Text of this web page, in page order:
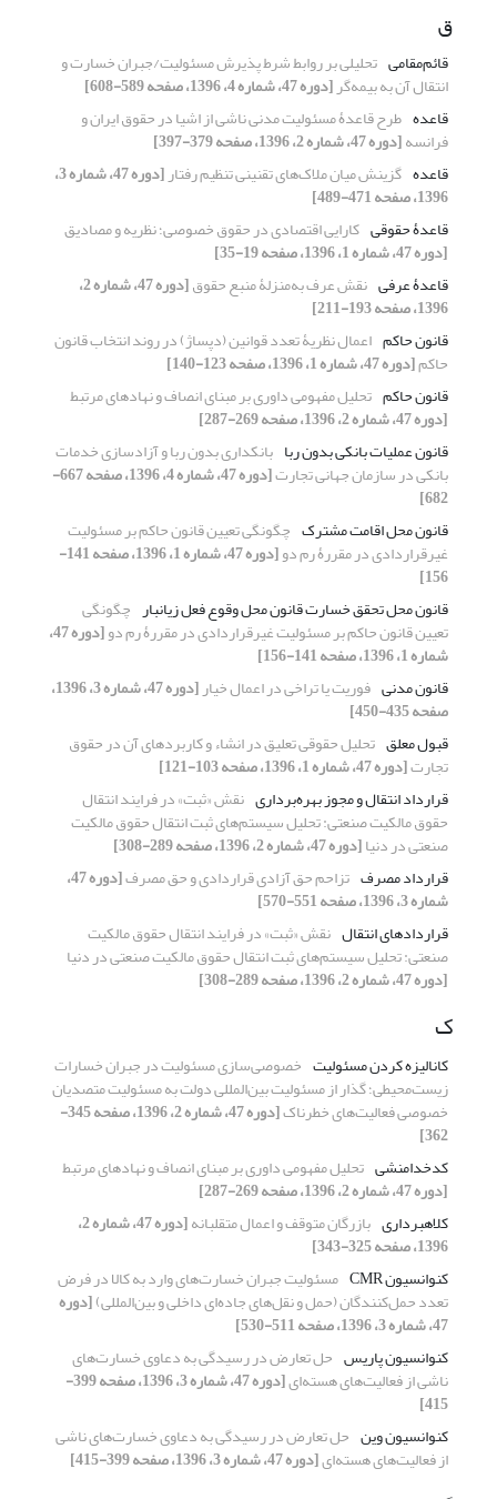
ق
قائم‌مقامی تحلیلی بر روابط شرط پذیرش مسئولیت/جبران خسارت و
انتقال آن به بیمه‌گر[دوره 47، شماره 4، 1396، صفحه 589-608]
قاعده طرح قاعدۀ مسئولیت مدنی ناشی از اشیا در حقوق ایران و
فرانسه[دوره 47، شماره 2، 1396، صفحه 379-397]
قاعده گزینش میان ملاک‌های تقنینی تنظیم رفتار [دوره 47، شماره 3،
1396، صفحه 471-489]
قاعدۀ حقوقی کارایی اقتصادی در حقوق خصوصی؛ نظریه و مصادیق
[دوره 47، شماره 1، 1396، صفحه 19-35]
قاعدۀ عرفی نقش عرف به‌منزلۀ منبع حقوق [دوره 47، شماره 2،
1396، صفحه 193-211]
قانون حاکم اعمال نظریۀ تعدد قوانین (دپساژ) در روند انتخاب قانون
حاکم[دوره 47، شماره 1، 1396، صفحه 123-140]
قانون حاکم تحلیل مفهومی داوری بر مبنای انصاف و نهادهای مرتبط
[دوره 47، شماره 2، 1396، صفحه 269-287]
قانون عملیات بانکی بدون ربا بانکداری بدون ربا و آزادسازی خدمات
بانکی در سازمان جهانی تجارت [دوره 47، شماره 4، 1396، صفحه 667-
682]
قانون محل اقامت مشترک چگونگی تعیین قانون حاکم بر مسئولیت
غیرقراردادی در مقررۀ رم دو [دوره 47، شماره 1، 1396، صفحه 141-
156]
قانون محل تحقق خسارت قانون محل وقوع فعل زیانبار چگونگی
تعیین قانون حاکم بر مسئولیت غیرقراردادی در مقررۀ رم دو [دوره 47،
شماره 1، 1396، صفحه 141-156]
قانون مدنی فوریت یا تراخی در اعمال خیار [دوره 47، شماره 3، 1396،
صفحه 435-450]
قبول معلق تحلیل حقوقی تعلیق در انشاء و کاربردهای آن در حقوق
تجارت[دوره 47، شماره 1، 1396، صفحه 103-121]
قرارداد انتقال و مجوز بهره‌برداری نقش «ثبت» در فرایند انتقال
حقوق مالکیت صنعتی: تحلیل سیستم‌های ثبت انتقال حقوق مالکیت
صنعتی در دنیا[دوره 47، شماره 2، 1396، صفحه 289-308]
قرارداد مصرف تزاحم حق آزادی قراردادی و حق مصرف [دوره 47،
شماره 3، 1396، صفحه 551-570]
قراردادهای انتقال نقش «ثبت» در فرایند انتقال حقوق مالکیت
صنعتی: تحلیل سیستم‌های ثبت انتقال حقوق مالکیت صنعتی در دنیا
[دوره 47، شماره 2، 1396، صفحه 289-308]
ک
کانالیزه کردن مسئولیت خصوصی‌سازی مسئولیت در جبران خسارات
زیست‌محیطی؛ گذار از مسئولیت بین‌المللی دولت به مسئولیت متصدیان
خصوصی فعالیت‌های خطرناک [دوره 47، شماره 2، 1396، صفحه 345-
362]
کدخدامنشی تحلیل مفهومی داوری بر مبنای انصاف و نهادهای مرتبط
[دوره 47، شماره 2، 1396، صفحه 269-287]
کلاهبرداری بازرگان متوقف و اعمال متقلبانه [دوره 47، شماره 2،
1396، صفحه 325-343]
کنوانسیون CMR
مسئولیت جبران خسارت‌های وارد به کالا در فرض
تعدد حمل‌کنندگان (حمل و نقل‌های جاده‌ای داخلی و بین‌المللی)[دوره
47، شماره 3، 1396، صفحه 511-530]
کنوانسیون پاریس حل تعارض در رسیدگی به دعاوی خسارت‌های
ناشی از فعالیت‌های هسته‌ای [دوره 47، شماره 3، 1396، صفحه 399-
415]
کنوانسیون وین حل تعارض در رسیدگی به دعاوی خسارت‌های ناشی
از فعالیت‌های هسته‌ای[دوره 47، شماره 3، 1396، صفحه 399-415]